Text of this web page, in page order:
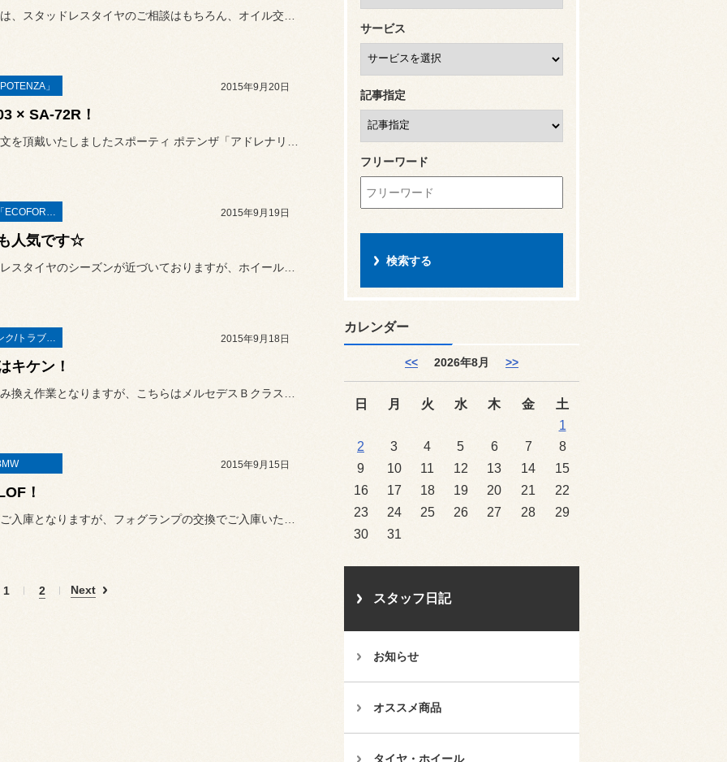
連休前半は、スタッドレスタイヤのご相談はもちろん、オイル交換やアラ...
」 2015年9月20日
× SA-72R！
先日ご注文を頂戴いたしましたスポーティ ポテンザ「アドレナリン R...
ホイール 「ECOFORME」 2015年9月19日
人気です☆
スタッドレスタイヤのシーズンが近づいておりますが、ホイールセットの...
タイヤ パンク/トラブル事例 2015年9月18日
キケン！
先日の組み換え作業となりますが、こちらはメルセデスＢクラスのお客様...
2015年9月15日
！
少し前のご入庫となりますが、フォグランプの交換でご入庫いただきまし...
1 2 Next
サービス
記事指定
フリーワード
カレンダー
<< 2026年8月 >>
日 月 火 水 木 金
土
1
2
3 4 5 6 7
8
9
10 11 12 13 14
15
16
17 18 19 20 21
22
23
24 25 26 27 28
29
30
31
スタッフ日記
お知らせ
オススメ商品
タイヤ・ホイール